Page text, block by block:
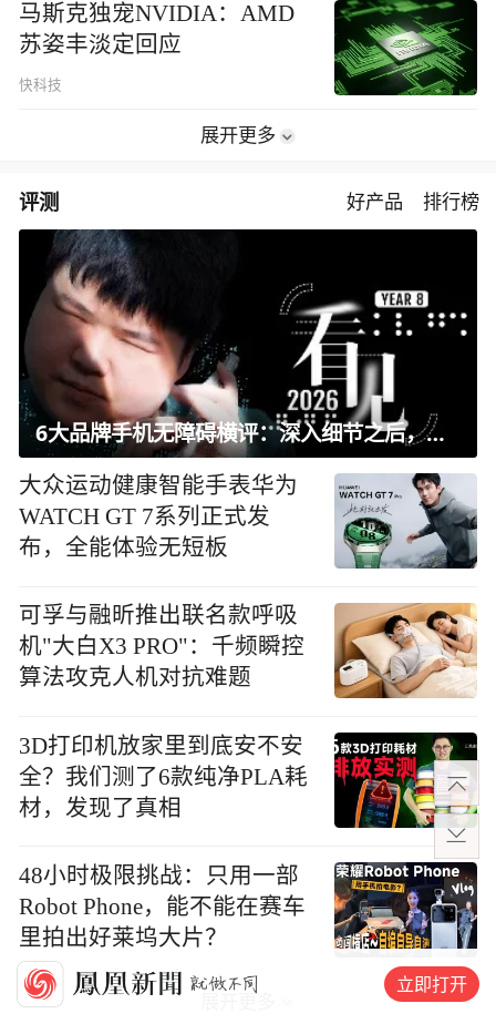
马斯克独宠NVIDIA：AMD
苏姿丰淡定回应
快科技
展开更多
评测 好产品 排行榜
6大品牌手机无障碍横评：深入细节之后，似乎只有苹果能挺住？｜ 看见2026
大众运动健康智能手表华为
WATCH GT 7系列正式发
布，全能体验无短板
可孚与融昕推出联名款呼吸
机"大白X3 PRO"：千频瞬控
算法攻克人机对抗难题
3D打印机放家里到底安不安
全？我们测了6款纯净PLA耗
材，发现了真相
48小时极限挑战：只用一部
Robot Phone，能不能在赛车
里拍出好莱坞大片？
立即打开